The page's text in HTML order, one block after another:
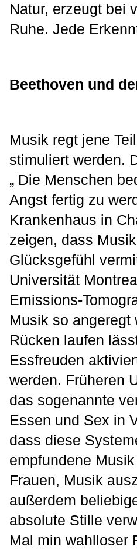
Natur, erzeugt bei
Ruhe. Jede
Beethoven und
Musik regt jene
stimuliert werden.
„ Die Menschen
Angst fertig zu
Krankenhaus in
zeigen, dass
Glücksgefühl
Universität
Emissions-
Musik so angeregt
Rücken laufen
Essfreuden
werden. Früheren
das sogenannte
Essen und Sex in
dass diese
empfundene
Frauen, Musik
außerdem
absolute Stille
Mal min wahlloser